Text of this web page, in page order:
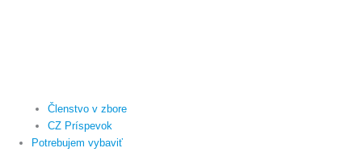
Členstvo v zbore
CZ Príspevok
Potrebujem vybaviť